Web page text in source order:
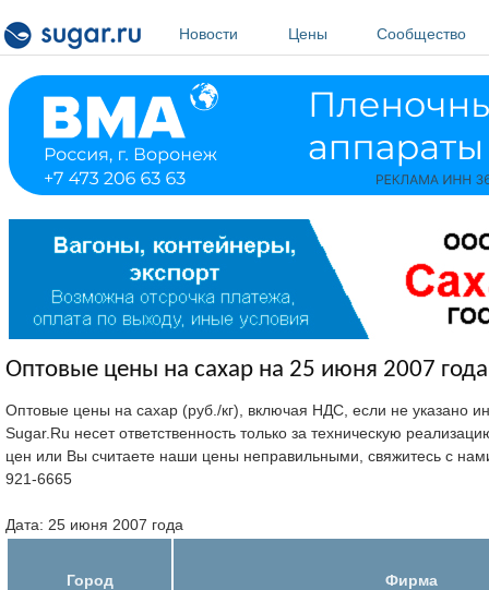
Новости
Цены Сообщество
Оптовые цены на сахар на 25 июня 2007
Оптовые цены на сахар (руб./кг), включая НДС, если не указано
Sugar.Ru несет ответственность только за техническую
цен или Вы считаете наши цены неправильными, свяжитесь с
921-6665
Дата: 25 июня 2007 года
Город Фирма